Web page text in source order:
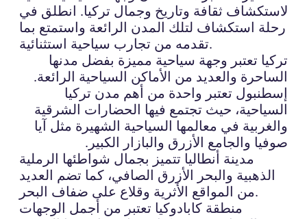
لاستكشاف ثقافة وتاريخ وجمال تركيا. انطلق في
رحلة استكشاف لتلك المدن الرائعة واستمتع بما
تقدمه من تجارب سياحية استثنائية.
تركيا تعتبر وجهة سياحية مميزة بفضل مدنها
الساحرة والعديد من الأماكن السياحية الرائعة.
إسطنبول تعتبر واحدة من أهم مدن تركيا
السياحية، حيث تجتمع فيها الحضارات الشرقية
والغربية في معالمها السياحية الشهيرة مثل آيا
صوفيا والجامع الأزرق والبازار الكبير.
مدينة أنطاليا تتميز بجمال شواطئها الرملية
الذهبية والبحر الأزرق الصافي، كما تضم العديد
من المواقع الأثرية وقلاع على ضفاف البحر.
منطقة كابادوكيا تعتبر من أجمل الوجهات